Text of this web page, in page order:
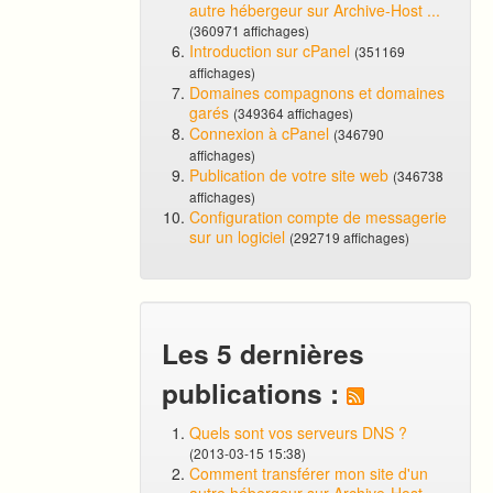
autre hébergeur sur Archive-Host ...
(360971 affichages)
Introduction sur cPanel (351169
affichages)
Domaines compagnons et domaines
garés (349364 affichages)
Connexion à cPanel (346790
affichages)
Publication de votre site web (346738
affichages)
Configuration compte de messagerie
sur un logiciel (292719 affichages)
Les 5 dernières
publications :
Quels sont vos serveurs DNS ?
(2013-03-15 15:38)
Comment transférer mon site d'un